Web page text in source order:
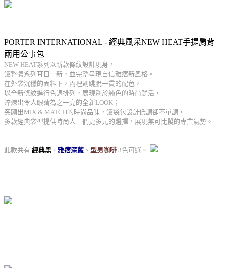
PORTER INTERNATIONAL - 經典風采NEW HEAT手提肩背
兩用公事包
NEW HEAT系列以新款條紋設計現身，
讓整體系列耳目一新，並完整呈現自信雅痞新風格。
在外袋沉穩的面料下，內裡則跳脫一貫的配色，
以全新條紋進行色調排列，展現別於純色的時尚鮮活，
淬煉出令人眼睛為之一亮的全新LOOK；
突顯出MIX & MATCH的時尚品味，讓袋包設計低調卻不單調，
多款經典袋型提供時尚人士們更多元的選擇，展現無可比擬的專業氣勢。
此款共有 經典黑 、 雅痞深藍 、 型男咖啡 3色可選。